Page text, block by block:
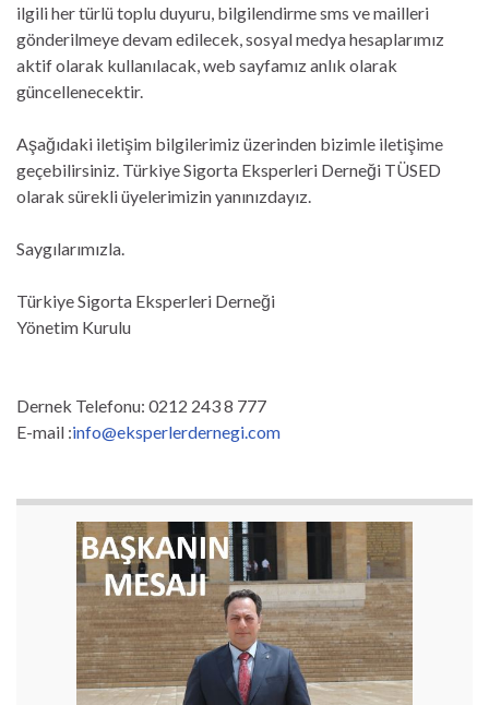
ilgili her türlü toplu duyuru, bilgilendirme sms ve mailleri
gönderilmeye devam edilecek, sosyal medya hesaplarımız
aktif olarak kullanılacak, web sayfamız anlık olarak
güncellenecektir.
Aşağıdaki iletişim bilgilerimiz üzerinden bizimle iletişime
geçebilirsiniz. Türkiye Sigorta Eksperleri Derneği TÜSED
olarak sürekli üyelerimizin yanınızdayız.
Saygılarımızla.
Türkiye Sigorta Eksperleri Derneği
Yönetim Kurulu
Dernek Telefonu: 0212 243 8 777
E-mail :info@eksperlerdernegi.com